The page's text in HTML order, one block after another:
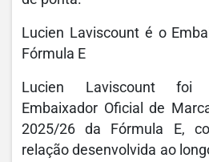
Lucien Laviscount é o
Fórmula E
Lucien Laviscount foi
Embaixador Oficial de
2025/26 da Fórmula E,
relação desenvolvida ao